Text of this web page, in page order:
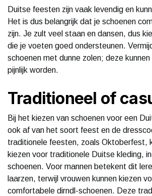
Duitse feesten zijn vaak levendig en
Het is dus belangrijk dat je schoenen
zijn. Je zult veel staan en dansen, dus
die je voeten goed ondersteunen.
schoenen met dunne zolen; deze
pijnlijk worden.
Traditioneel of
Bij het kiezen van schoenen voor een
ook af van het soort feest en de
traditionele feesten, zoals Oktoberfest,
kiezen voor traditionele Duitse kleding,
schoenen. Voor mannen betekent dit
laarzen, terwijl vrouwen kunnen kiezen
comfortabele dirndl-schoenen. Deze